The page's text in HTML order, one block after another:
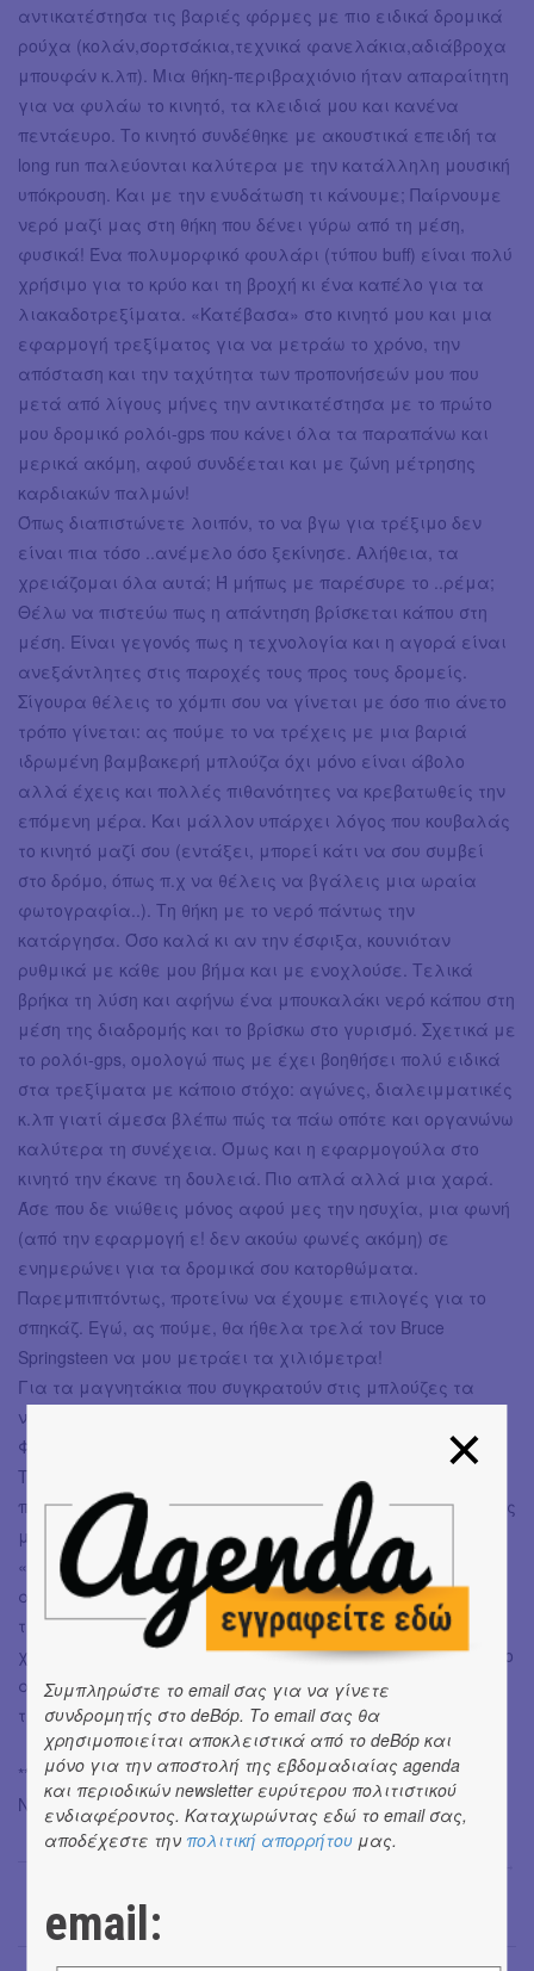
αντικατέστησα τις βαριές φόρμες με πιο ειδικά δρομικά
ρούχα (κολάν,σορτσάκια,τεχνικά φανελάκια,αδιάβροχα
μπουφάν κ.λπ). Μια θήκη-περιβραχιόνιο ήταν απαραίτητη
για να φυλάω το κινητό, τα κλειδιά μου και κανένα
πεντάευρο. Το κινητό συνδέθηκε με ακουστικά επειδή τα
long run παλεύονται καλύτερα με την κατάλληλη μουσική
υπόκρουση. Και με την ενυδάτωση τι κάνουμε; Παίρνουμε
νερό μαζί μας στη θήκη που δένει γύρω από τη μέση,
φυσικά! Ένα πολυμορφικό φουλάρι (τύπου buff) είναι πολύ
χρήσιμο για το κρύο και τη βροχή κι ένα καπέλο για τα
λιακαδοτρεξίματα. «Κατέβασα» στο κινητό μου και μια
εφαρμογή τρεξίματος για να μετράω το χρόνο, την
απόσταση και την ταχύτητα των προπονήσεών μου που
μετά από λίγους μήνες την αντικατέστησα με το πρώτο
μου δρομικό ρολόι-gps που κάνει όλα τα παραπάνω και
μερικά ακόμη, αφού συνδέεται και με ζώνη μέτρησης
καρδιακών παλμών!
Όπως διαπιστώνετε λοιπόν, το να βγω για τρέξιμο δεν
είναι πια τόσο ..ανέμελο όσο ξεκίνησε. Αλήθεια, τα
χρειάζομαι όλα αυτά; Ή μήπως με παρέσυρε το ..ρέμα;
Θέλω να πιστεύω πως η απάντηση βρίσκεται κάπου στη
μέση. Είναι γεγονός πως η τεχνολογία και η αγορά είναι
ανεξάντλητες στις παροχές τους προς τους δρομείς.
Σίγουρα θέλεις το χόμπι σου να γίνεται με όσο πιο άνετο
τρόπο γίνεται: ας πούμε το να τρέχεις με μια βαριά
ιδρωμένη βαμβακερή μπλούζα όχι μόνο είναι άβολο
αλλά έχεις και πολλές πιθανότητες να κρεβατωθείς την
επόμενη μέρα. Και μάλλον υπάρχει λόγος που κουβαλάς
το κινητό μαζί σου (εντάξει, μπορεί κάτι να σου συμβεί
στο δρόμο, όπως π.χ να θέλεις να βγάλεις μια ωραία
φωτογραφία..). Τη θήκη με το νερό πάντως την
κατάργησα. Όσο καλά κι αν την έσφιξα, κουνιόταν
ρυθμικά με κάθε μου βήμα και με ενοχλούσε. Τελικά
βρήκα τη λύση και αφήνω ένα μπουκαλάκι νερό κάπου στη
μέση της διαδρομής και το βρίσκω στο γυρισμό. Σχετικά με
τo ρολόι-gps, ομολογώ πως με έχει βοηθήσει πολύ ειδικά
στα τρεξίματα με κάποιο στόχο: αγώνες, διαλειμματικές
κ.λπ γιατί άμεσα βλέπω πώς τα πάω οπότε και οργανώνω
καλύτερα τη συνέχεια. Όμως και η εφαρμογούλα στο
κινητό την έκανε τη δουλειά. Πιο απλά αλλά μια χαρά.
Άσε που δε νιώθεις μόνος αφού μες την ησυχία, μια φωνή
(από την εφαρμογή ε! δεν ακούω φωνές ακόμη) σε
ενημερώνει για τα δρομικά σου κατορθώματα.
Παρεμπιπτόντως, προτείνω να έχουμε επιλογές για το
σπηκάζ. Eγώ, ας πούμε, θα ήθελα τρελά τον Βruce
Springsteen να μου μετράει τα χιλιόμετρα!
Για τα μαγνητάκια που συγκρατούν στις μπλούζες τα
νούμερα των αγώνων αντί για παραμάνες,ξέρετε;
Φανταστική ιδέα! Όπως και πολλέεεεες ακόμη…
Τελικά μάλλον είναι πολλή λεπτή η ισορροπία μεταξύ
πραγματικής ανάγκης και δημιουργημένης. Και ο καθένας
μας ξέρει μόνος του να τη βρει και να αποφασίσει πόσο
«μετρημένη», δαπανηρή, ή φλούο τη θέλει. Πάντως μου
αρέσει που και που να κάνω και μερικά back to basics
τρεξίματα. Κυρίως τα καλοκαίρια. Ιδανικά στην άμμο,
χωρίς παπούτσια, ρολόγια και εξαρτήματα και με την πιο
απλή περιβολή. Έτσι. Για να θυμάμαι να τρέχω. Απλά να
τρέχω.
**To κείμενο πρωτοδημοσιεύτηκε στην εφημερίδα «Τα
Νέα-Σαββατοκύριακο» στο ένθετο «Τρέχω» 6-7/12/2014
Συμπληρώστε το email σας για να γίνετε
συνδρομητής στο deBόp. Το email σας θα
χρησιμοποιείται αποκλειστικά από το deBόp και
μόνο για την αποστολή της εβδομαδιαίας agenda
και περιοδικών newsletter ευρύτερου πολιτιστικού
ενδιαφέροντος. Καταχωρώντας εδώ το email σας,
αποδέχεστε την πολιτική απορρήτου μας.
email: